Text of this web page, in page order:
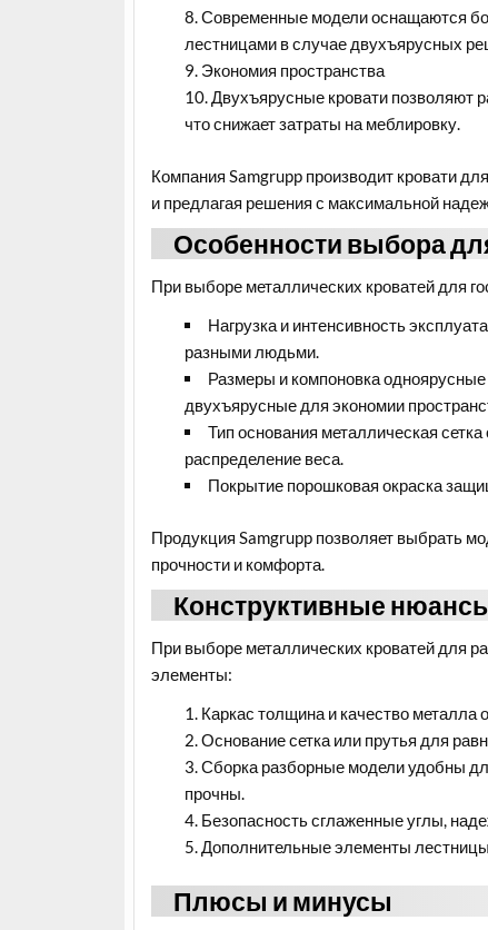
Современные модели оснащаются
лестницами в случае двухъярусных
Экономия пространства
Двухъярусные кровати позволяют
что снижает затраты на меблировку.
Компания Samgrupp производит кровати
и предлагая решения с максимальной
Особенности выбора
При выборе металлических кроватей для
Нагрузка и интенсивность
разными людьми.
Размеры и компоновка
двухъярусные для экономии
Тип основания металлическая
распределение веса.
Покрытие порошковая окраска
Продукция Samgrupp позволяет выбрать
прочности и комфорта.
Конструктивные
При выборе металлических кроватей для
элементы:
Каркас толщина и качество металла
Основание сетка или прутья для
Сборка разборные модели удобны
прочны.
Безопасность сглаженные углы,
Дополнительные элементы
Плюсы и минусы